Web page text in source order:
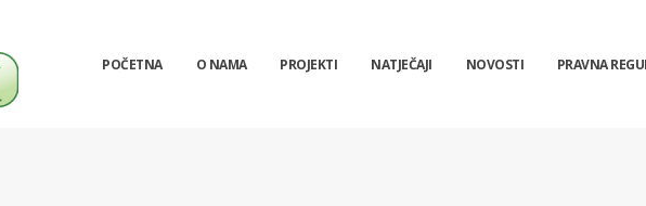
POČETNA O NAMA PROJEKTI NATJEČAJI NOVOSTI PRAVNA